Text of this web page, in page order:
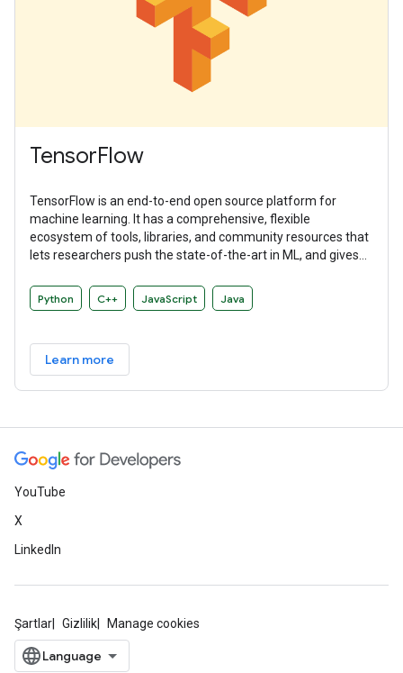
TensorFlow
TensorFlow is an end-to-end open source platform for
machine learning. It has a comprehensive, flexible
ecosystem of tools, libraries, and community resources that
lets researchers push the state-of-the-art in ML, and gives
applications.
Python C++ JavaScript Java
Learn more
YouTube
X
LinkedIn
Şartlar Gizlilik Manage cookies